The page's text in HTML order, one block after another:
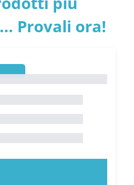
pdf
2026
Provali ora!